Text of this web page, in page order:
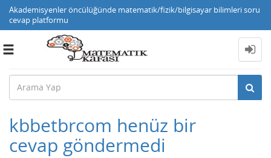
Akademisyenler öncülüğünde matematik/fizik/bilgisayar bilimleri soru
cevap platformu
Toggle
kbbetbrcom henüz bir
cevap göndermedi